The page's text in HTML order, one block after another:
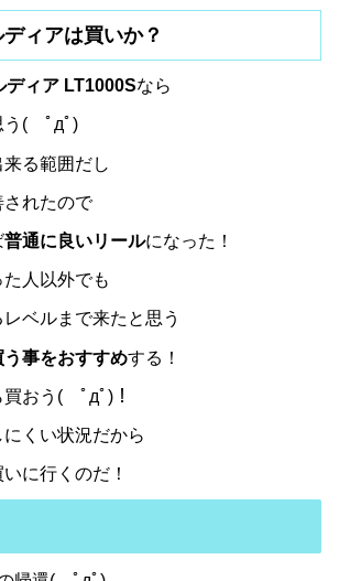
ィアは買いか？
ディア LT1000Sなら
う( ﾟдﾟ)
る範囲だし
れたので
普通に良いリールになった！
人以外でも
ベルまで来たと思う
事をおすすめする！
買おう( ﾟдﾟ)！
くい状況だから
に行くのだ！